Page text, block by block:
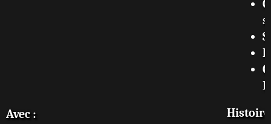
Avec :